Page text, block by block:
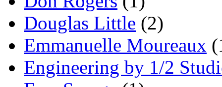
Douglas Little (2)
Emmanuelle Moureaux
Engineering by 1/2